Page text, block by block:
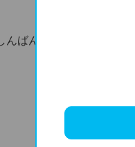
ばんオンライン